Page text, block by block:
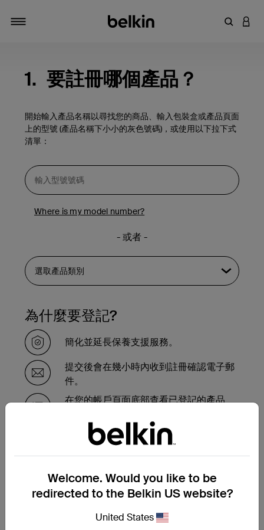
輸入關鍵
登入
1. 要註冊哪個產品？
開始輸入產品名稱以尋找您的商品、輸入包裝盒或產品頁面
上的型號 (產品名稱下小小的灰色號碼)，或使用以下拉下式
清單：
Where is my model number?
- 或者 -
為什麼要登記?
簡化並延長保養支援服務。
提交後會在幾小時內收到註冊確認電子郵
件。
在您的帳戶頁面底部查看已登記的產品
需要在保養期內更換產品嗎？
請在此完成保養更換申請表，我們的支援團
隊會盡快與您聯繫，並告知接下來的步驟。
提交保養更換申請
Welcome. Would you like to be
redirected to the Belkin US website?
United States